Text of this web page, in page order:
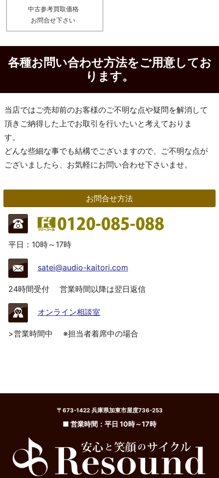
中古参考買取価格
お問合せ下さい
各種お問い合わせ方法をご用意してお
ります。
当店ではご売却前のお客様のご不明な点や疑問を解消して
頂きご納得した上でお取引を行いたいと考えておりま
す。
どんな些細な事でも結構でございますので、ご不明な点が
ございましたら、お気軽にお問い合わせ下さいませ。
お問合せ方法
平日：10時～17時
satei@audio-kaitori.com
24時間受付 営業時間以降は翌日返信
オンライン相談室
>営業時間中 ※担当者着席中の場合
〒673-1422 兵庫県加東市屋度736-253
■ 営業時間：平日 10時～17時